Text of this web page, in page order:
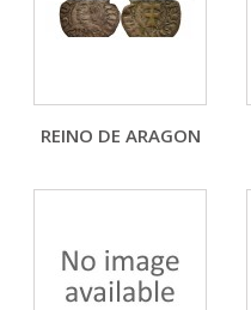
REINO DE ARAGON